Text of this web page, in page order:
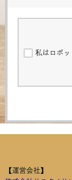
私はロボッ
【運営会社】